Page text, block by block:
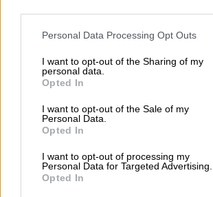
Please note that this website/app uses one
not limited to your visit or usage behaviour.
grant or deny consent to Google and its
use your data for below specified purposes
consent section.
Personal Data Processing Opt Outs
I want to opt-out of the Sharing of my
personal data.
Opted In
I want to opt-out of the Sale of my
Personal Data.
Opted In
I want to opt-out of processing my
Personal Data for Targeted Advertising.
Opted In